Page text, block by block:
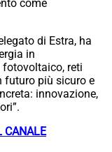
come
di Estra, ha
in
fotovoltaico, reti
futuro più sicuro e
innovazione,
CANALE